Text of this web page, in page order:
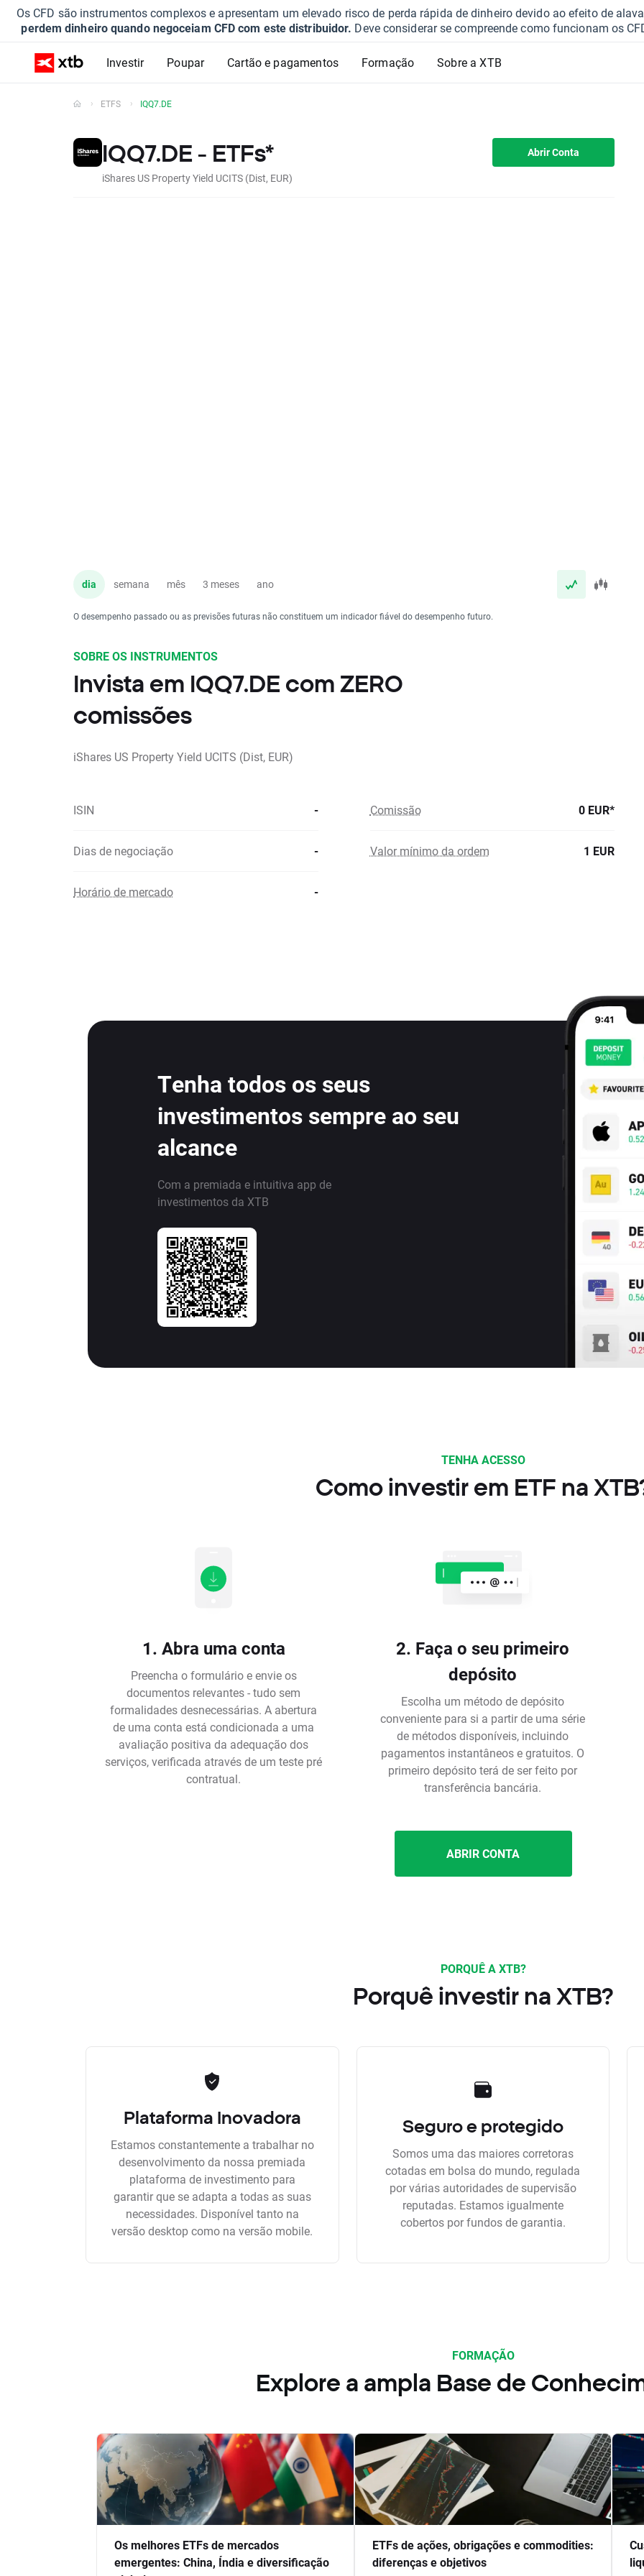
Os CFD são instrumentos complexos e apresentam um elevado risco de perda rápida de dinheiro devido ao efeito de
perdem dinheiro quando negoceiam CFD com este distribuidor. Deve considerar se compreende como funcionam os
Investir Poupar Cartão e pagamentos Formação Sobre a XTB
ETFS IQQ7.DE
IQQ7.DE - ETFs*
iShares US Property Yield UCITS (Dist, EUR)
Abrir Conta
dia semana mês 3 meses ano
O desempenho passado ou as previsões futuras não constituem um indicador fiável do desempenho futuro.
SOBRE OS INSTRUMENTOS
Invista em IQQ7.DE com ZERO
comissões
iShares US Property Yield UCITS (Dist, EUR)
ISIN - Comissão 0 EUR*
Dias de negociação - Valor mínimo da ordem 1 EUR
Horário de mercado -
Tenha todos os seus
investimentos sempre ao seu
alcance
Com a premiada e intuitiva app de
investimentos da XTB
TENHA ACESSO
Como investir em ETF na
1. Abra uma conta
Preencha o formulário e envie os
documentos relevantes - tudo sem
formalidades desnecessárias. A abertura
de uma conta está condicionada a uma
avaliação positiva da adequação dos
serviços, verificada através de um teste pré
contratual.
2. Faça o seu primeiro
depósito
Escolha um método de depósito
conveniente para si a partir de uma série
de métodos disponíveis, incluindo
pagamentos instantâneos e gratuitos. O
primeiro depósito terá de ser feito por
transferência bancária.
ABRIR CONTA
PORQUÊ A XTB?
Porquê investir na XTB?
Plataforma Inovadora
Estamos constantemente a trabalhar no
desenvolvimento da nossa premiada
plataforma de investimento para
garantir que se adapta a todas as suas
necessidades. Disponível tanto na
versão desktop como na versão mobile.
Seguro e protegido
Somos uma das maiores corretoras
cotadas em bolsa do mundo, regulada
por várias autoridades de supervisão
reputadas. Estamos igualmente
cobertos por fundos de garantia.
FORMAÇÃO
Explore a ampla Base de
Os melhores ETFs de mercados
emergentes: China, Índia e diversificação
ETFs de ações, obrigações e commodities:
diferenças e objetivos